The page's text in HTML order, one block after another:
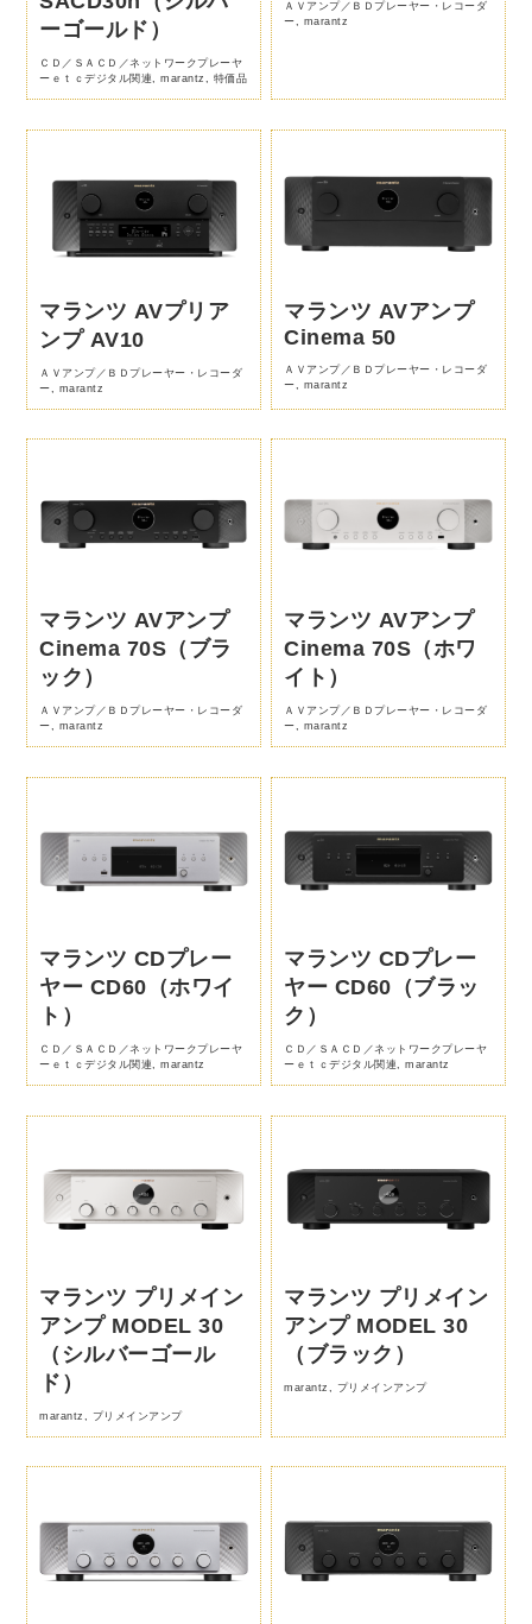
ーゴールド）
ＣＤ／ＳＡＣＤ／ネットワークプレーヤ
ーｅｔｃデジタル関連
,marantz 特価品
ＡＶアンプ／ＢＤプレーヤー・レコーダ
ー
marantz
マランツ AVプリア
ンプ AV10
ＡＶアンプ／ＢＤプレーヤー・レコーダ
ー
marantz
マランツ AVアンプ
Cinema 50
ＡＶアンプ／ＢＤプレーヤー・レコーダ
ー
marantz
マランツ AVアンプ
Cinema 70S（ブラ
ック）
ＡＶアンプ／ＢＤプレーヤー・レコーダ
ー, marantz
マランツ AVアンプ
Cinema 70S（ホワ
イト）
ＡＶアンプ／ＢＤプレーヤー・レコーダ
ー, marantz
マランツ CDプレー
ヤー CD60（ホワイ
ト）
ＣＤ／ＳＡＣＤ／ネットワークプレーヤ
ーｅｔｃデジタル関連
,marantz
マランツ CDプレー
ヤー CD60（ブラッ
ク）
ＣＤ／ＳＡＣＤ／ネットワークプレーヤ
ーｅｔｃデジタル関連
,marantz
マランツ プリメイン
アンプ MODEL 30
（シルバーゴール
ド）
marantz プリメインアンプ
マランツ プリメイン
アンプ MODEL 30
（ブラック）
marantz プリメインアンプ